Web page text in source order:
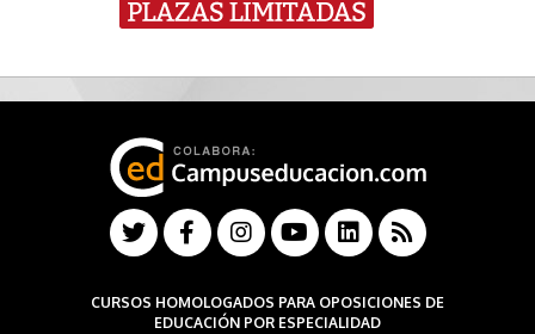
CURSOS HOMOLOGADOS PARA OPOSICIONES DE
EDUCACIÓN POR ESPECIALIDAD